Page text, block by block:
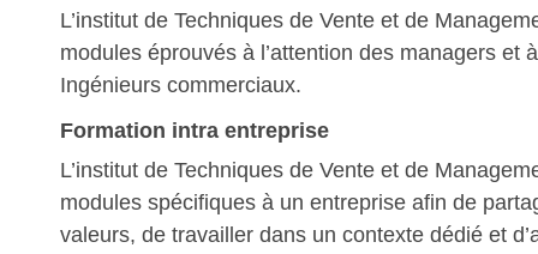
L’institut de Techniques de Vente et de
modules éprouvés à l’attention des managers et
Ingénieurs commerciaux.
Formation intra entreprise
L’institut de Techniques de Vente et de
modules spécifiques à un entreprise afin de
valeurs, de travailler dans un contexte dédié et